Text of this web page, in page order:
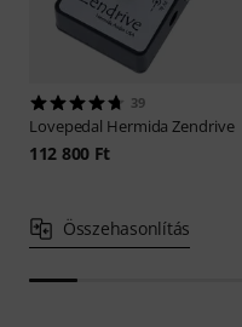
39
Lovepedal Hermida Zendrive
112 800 Ft
Összehasonlítás